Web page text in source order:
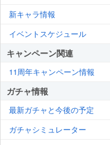
新キャラ情報
イベントスケジュール
キャンペーン関連
11周年キャンペーン情報
ガチャ情報
最新ガチャと今後の予定
ガチャシミュレーター